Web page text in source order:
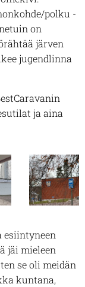
polku -
on
järven
jugendlinna
ja aina
esiintyneen
jäi mieleen
se oli meidän
kuntana,